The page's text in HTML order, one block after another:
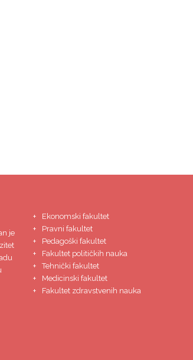
je
Ekonomski fakultet
Pravni fakultet
Pedagoški fakultet
Fakultet političkih nauka
Tehnički fakultet
Medicinski fakultet
Fakultet zdravstvenih nauka